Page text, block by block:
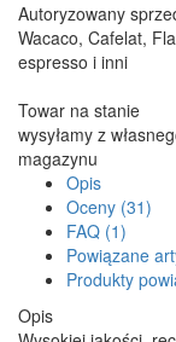
Autoryzowany
Wacaco, Cafelat,
espresso i inni
Towar na stanie
wysyłamy z
magazynu
Opis
Oceny (31)
FAQ (1)
Powiązane
Produkty
Opis